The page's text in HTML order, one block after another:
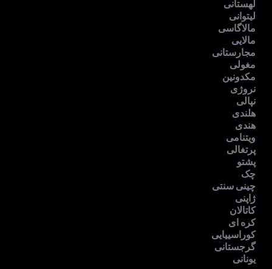
لهستانی
لیتوانی
مالاگاسی
مالایی
مجارستانی
مغولی
مکدونین
نروژی
نپالی
هلندی
هندی
ویتنامی
پرتغالی
پشتو
چک
چینی سنتی
ژاپنی
کاتالان
کره ای
کوراسییایی
گرجستانی
یونانی